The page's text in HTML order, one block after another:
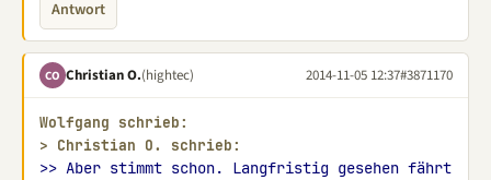
Antwort
CO Christian O.(hightec) 2014-11-05 12:37#3871170
Wolfgang schrieb:
> Christian O. schrieb:
>> Aber stimmt schon. Langfristig gesehen fährt